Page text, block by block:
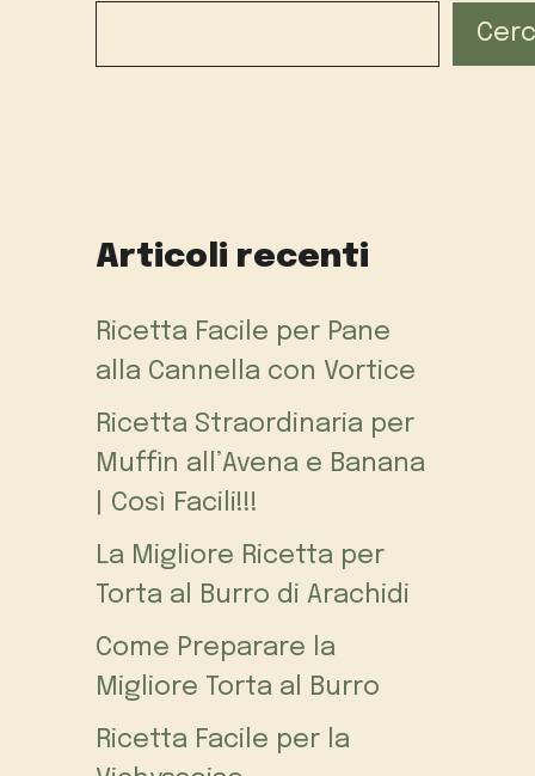
Articoli recenti
Ricetta Facile per Pane
alla Cannella con Vortice
Ricetta Straordinaria per
Muffin all’Avena e Banana
| Così Facili!!!
La Migliore Ricetta per
Torta al Burro di Arachidi
Come Preparare la
Migliore Torta al Burro
Ricetta Facile per la